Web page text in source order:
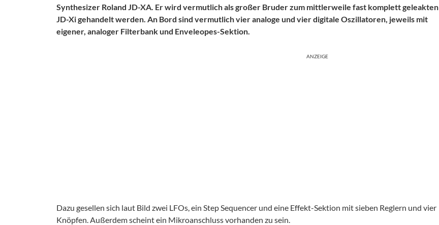
Synthesizer Roland JD-XA. Er wird vermutlich als großer Bruder zum mittlerweile fast komplett geleakten
JD-Xi gehandelt werden. An Bord sind vermutlich vier analoge und vier digitale Oszillatoren, jeweils mit
eigener, analoger Filterbank und Enveleopes-Sektion.
ANZEIGE
Dazu gesellen sich laut Bild zwei LFOs, ein Step Sequencer und eine Effekt-Sektion mit sieben Reglern und vier
Knöpfen. Außerdem scheint ein Mikroanschluss vorhanden zu sein.